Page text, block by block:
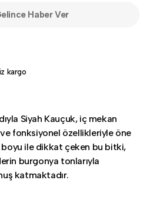
Haber Ver
kargo
Siyah Kauçuk, iç mekan
fonksiyonel özellikleriyle öne
boyu ile dikkat çeken bu bitki,
burgonya tonlarıyla
katmaktadır.